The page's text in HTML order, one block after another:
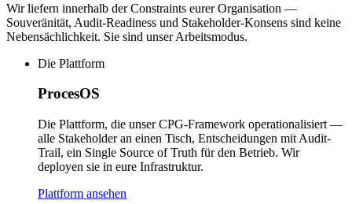
Wir liefern innerhalb der Constraints eurer Organisation —
Souveränität, Audit-Readiness und Stakeholder-Konsens sind keine
Nebensächlichkeit. Sie sind unser Arbeitsmodus.
Die Plattform
ProcesOS
Die Plattform, die unser CPG-Framework operationalisiert —
alle Stakeholder an einen Tisch, Entscheidungen mit Audit-
Trail, ein Single Source of Truth für den Betrieb. Wir
deployen sie in eure Infrastruktur.
Plattform ansehen